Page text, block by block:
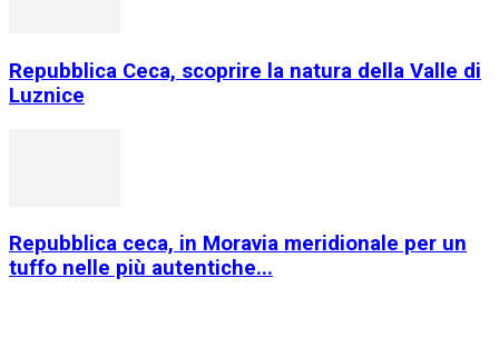
Repubblica Ceca, scoprire la natura della Valle di
Luznice
Repubblica ceca, in Moravia meridionale per un
tuffo nelle più autentiche...